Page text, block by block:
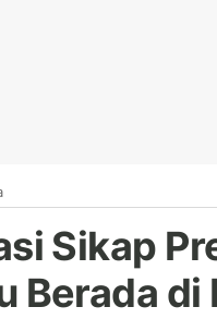
Sikap
Berada